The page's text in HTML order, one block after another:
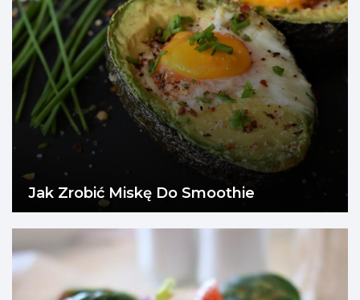
Jak Zrobić Miskę Do Smoothie